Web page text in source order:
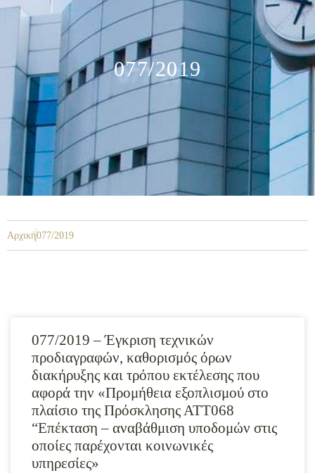
077/2019
Αρχική077/2019
077/2019 – Έγκριση τεχνικών
προδιαγραφών, καθορισμός όρων
διακήρυξης και τρόπου εκτέλεσης που
αφορά την «Προμήθεια εξοπλισμού στο
πλαίσιο της Πρόσκλησης ΑΤΤ068
“Επέκταση – αναβάθμιση υποδομών στις
οποίες παρέχονται κοινωνικές
υπηρεσίες»